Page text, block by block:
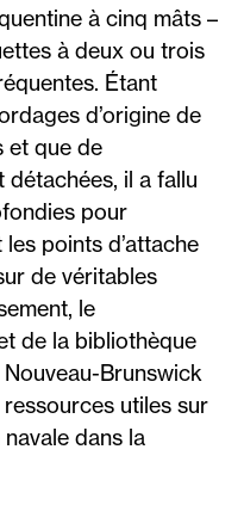
à cinq mâts –
à deux ou trois
Étant
d’origine de
et que de
détachées, il a fallu
pour
points d’attache
de véritables
le
de la bibliothèque
Brunswick
utiles sur
dans la